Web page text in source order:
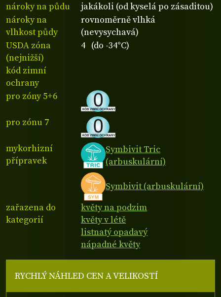
nároky na půdu
jakákoli (od kyselá po zásaditou)
nároky na
vlhkost půdy
rovnoměrně vlhká
(nevysychavá)
USDA zóna
(nejnižší)
4 (do -34°C)
kód zimní
ochrany
pro zóny 5+6
pro zónu 7
mykorhizní
přípravek
Symbivit Tric
(arbuskulární)
Symbivit (arbuskulární)
zařazena do
kategorií
květy na podzim
květy v létě
listnatý opadavý
nápadné květy
RYCHLÝ NÁHLED CEN A VELIKOSTÍ